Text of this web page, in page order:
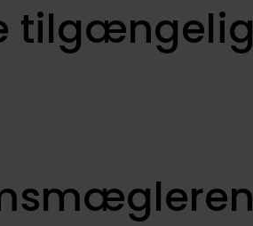
tilgængelig